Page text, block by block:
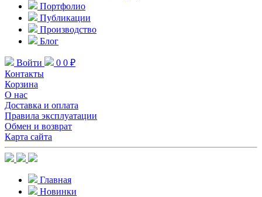
Портфолио
Публикации
Производство
Блог
Войти 0 0 ₽
Контакты
Корзина
О нас
Доставка и оплата
Правила эксплуатации
Обмен и возврат
Карта сайта
Главная
Новинки